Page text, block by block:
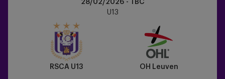
28/02/2026 - TBC
U13
RSCA U13 OH Leuven